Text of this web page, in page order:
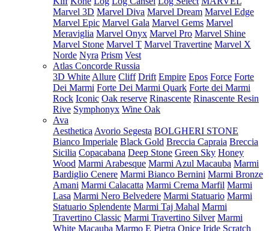
Marvel 3D Marvel Diva Marvel Dream Marvel Edge
Marvel Epic Marvel Gala Marvel Gems Marvel
Meraviglia Marvel Onyx Marvel Pro Marvel Shine
Marvel Stone Marvel T Marvel Travertine Marvel X
Norde Nyra Prism Vest
Atlas Concorde Russia
3D White Allure Cliff Drift Empire Epos Force Forte
Dei Marmi Forte Dei Marmi Quark Forte dei Marmi
Rock Iconic Oak reserve Rinascente Rinascente Resin
Rive Symphonyx Wine Oak
Ava
Aesthetica Avorio Segesta BOLGHERI STONE
Bianco Imperiale Black Gold Breccia Capraia Breccia
Sicilia Copacabana Deep Stone Green Sky Honey
Wood Marmi Arabesque Marmi Azul Macauba Marmi
Bardiglio Cenere Marmi Bianco Bernini Marmi Bronze
Amani Marmi Calacatta Marmi Crema Marfil Marmi
Lasa Marmi Nero Belvedere Marmi Statuario Marmi
Statuario Splendente Marmi Taj Mahal Marmi
Travertino Classic Marmi Travertino Silver Marmi
White Macauba Marmo E Pietra Onice Iride Scratch